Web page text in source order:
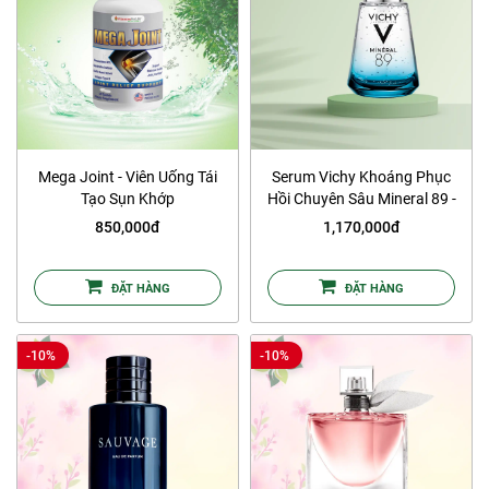
Mega Joint - Viên Uống Tái
Tạo Sụn Khớp
850,000đ
ĐẶT HÀNG
Serum Vichy Khoáng Phục
Hồi Chuyên Sâu Mineral 89 -
75ml
1,170,000đ
ĐẶT HÀNG
-10% -10%